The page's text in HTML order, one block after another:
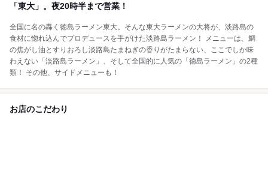
「東大」。夜20時半まで営業！
全国に名の轟く徳島ラーメン東大。そんな東大ラーメンの大将が、淡路島の
食材に惚れ込んでプロデュースを手がけた淡路島ラーメン！ メニューは、鯛
の焦がし油とすりおろし淡路島たまねぎの香りがたまらない、ここでしか味
わえない「淡路島ラーメン」、そして全国的に人気の「徳島ラーメン」の2種
類！ その他、サイドメニューも！
お店のこだわり